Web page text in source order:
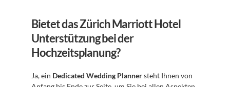
Bietet das Zürich Marriott Hotel
Unterstützung bei der
Hochzeitsplanung?
Ja, ein Dedicated Wedding Planner steht Ihnen von